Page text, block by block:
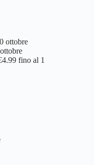
ottobre
fino al 1